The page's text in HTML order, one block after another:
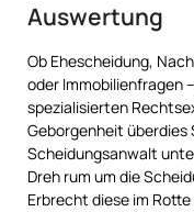
Auswertung
Ob Ehescheidung,
oder Immobilienfragen
spezialisierten
Geborgenheit überdies
Scheidungsanwalt
Dreh rum um die
Erbrecht diese im